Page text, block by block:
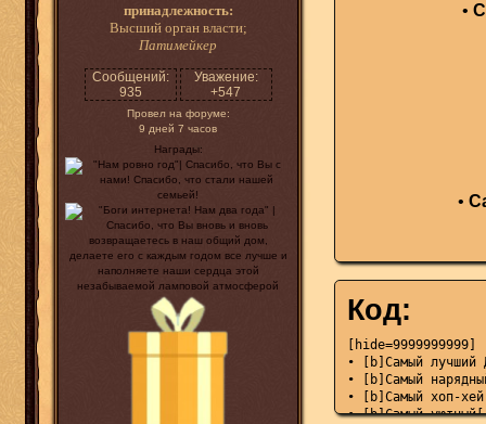
принадлежность:
Высший орган власти;
Патимейкер
Сообщений:
935
Уважение:
+547
Провел на форуме:
9 дней 7 часов
Награды:
•
•
Код:
[hide=9999999999]
• [b]Самый
• [b]Самый
• [b]Самый хоп-
• [b]Самый